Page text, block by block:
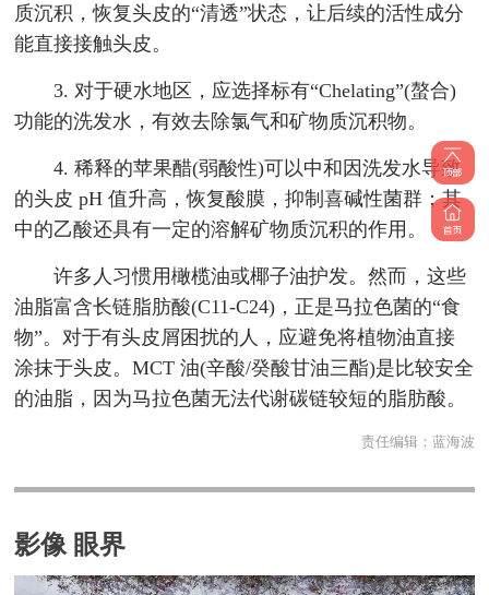
质沉积，恢复头皮的“清透”状态，让后续的活性成分
能直接接触头皮。
3. 对于硬水地区，应选择标有“Chelating”(螯合)
功能的洗发水，有效去除氯气和矿物质沉积物。
4. 稀释的苹果醋(弱酸性)可以中和因洗发水导致
的头皮 pH 值升高，恢复酸膜，抑制喜碱性菌群；其
中的乙酸还具有一定的溶解矿物质沉积的作用。
许多人习惯用橄榄油或椰子油护发。然而，这些
油脂富含长链脂肪酸(C11-C24)，正是马拉色菌的“食
物”。对于有头皮屑困扰的人，应避免将植物油直接
涂抹于头皮。MCT 油(辛酸/癸酸甘油三酯)是比较安全
的油脂，因为马拉色菌无法代谢碳链较短的脂肪酸。
责任编辑： 蓝海波
影像 眼界